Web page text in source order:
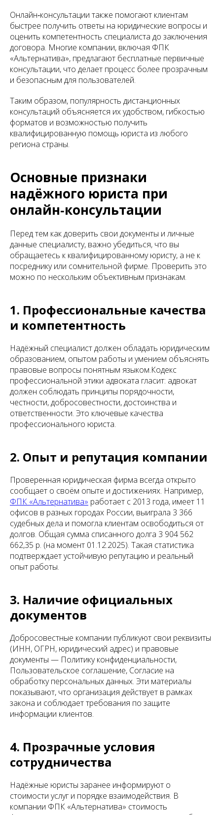
Онлайн‑консультации также помогают клиентам
быстрее получить ответы на юридические вопросы и
оценить компетентность специалиста до заключения
договора. Многие компании, включая ФПК
«Альтернатива», предлагают бесплатные первичные
консультации, что делает процесс более прозрачным
и безопасным для пользователей.
Таким образом, популярность дистанционных
консультаций объясняется их удобством, гибкостью
форматов и возможностью получить
квалифицированную помощь юриста из любого
региона страны.
Основные признаки
надёжного юриста при
онлайн‑консультации
Перед тем как доверить свои документы и личные
данные специалисту, важно убедиться, что вы
обращаетесь к квалифицированному юристу, а не к
посреднику или сомнительной фирме. Проверить это
можно по нескольким объективным признакам.
1. Профессиональные качества
и компетентность
Надёжный специалист должен обладать юридическим
образованием, опытом работы и умением объяснять
правовые вопросы понятным языком.Кодекс
профессиональной этики адвоката гласит: адвокат
должен соблюдать принципы порядочности,
честности, добросовестности, достоинства и
ответственности. Это ключевые качества
профессионального юриста.
2. Опыт и репутация компании
Проверенная юридическая фирма всегда открыто
сообщает о своём опыте и достижениях. Например,
ФПК «Альтернатива» работает с 2013 года, имеет 11
офисов в разных городах России, выиграла 3 366
судебных дела и помогла клиентам освободиться от
долгов. Общая сумма списанного долга 3 904 562
662,35 р. (на момент 01.12.2025). Такая статистика
подтверждает устойчивую репутацию и реальный
опыт работы.
3. Наличие официальных
документов
Добросовестные компании публикуют свои реквизиты
(ИНН, ОГРН, юридический адрес) и правовые
документы — Политику конфиденциальности,
Пользовательское соглашение, Согласие на
обработку персональных данных. Эти материалы
показывают, что организация действует в рамках
закона и соблюдает требования по защите
информации клиентов.
4. Прозрачные условия
сотрудничества
Надёжные юристы заранее информируют о
стоимости услуг и порядке взаимодействия. В
компании ФПК «Альтернатива» стоимость